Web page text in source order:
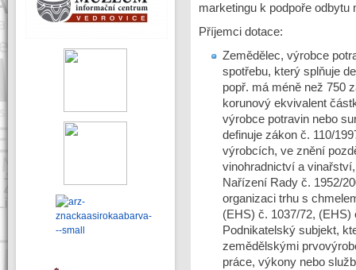
marketingu k podpoře odbytu
Příjemci dotace:
Zemědělec, výrobce
spotřebu, který splňuje
popř. má méně než 750
korunový ekvivalent
výrobce potravin nebo
definuje zákon č. 110/
výrobcích, ve znění
vinohradnictví a
Nařízení Rady č. 1952/
organizaci trhu s
(EHS) č. 1037/72,
Podnikatelský subjekt,
zemědělskými
práce, výkony nebo